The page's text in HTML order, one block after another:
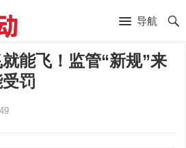
导航
能飞！监管“新规”来
罚